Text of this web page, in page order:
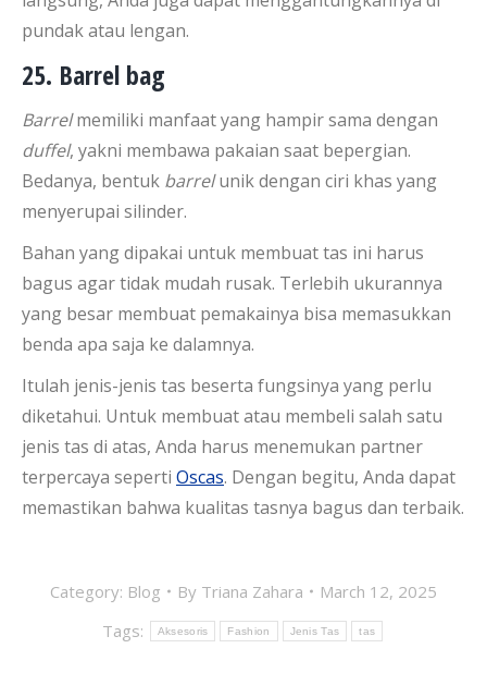
pundak atau lengan.
25. Barrel bag
Barrelmemiliki manfaat yang hampir sama dengan
duffel, yakni membawa pakaian saat bepergian.
Bedanya, bentuk barrelunik dengan ciri khas yang
menyerupai silinder.
Bahan yang dipakai untuk membuat tas ini harus
bagus agar tidak mudah rusak. Terlebih ukurannya
yang besar membuat pemakainya bisa memasukkan
benda apa saja ke dalamnya.
Itulah jenis-jenis tas beserta fungsinya yang perlu
diketahui. Untuk membuat atau membeli salah satu
jenis tas di atas, Anda harus menemukan partner
terpercaya seperti Oscas. Dengan begitu, Anda dapat
memastikan bahwa kualitas tasnya bagus dan terbaik.
Category: Blog By Triana Zahara
March 12, 2025
Tags:
Aksesoris Fashion Jenis Tas tas